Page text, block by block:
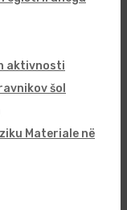
aktivnosti
šol
Materiale në